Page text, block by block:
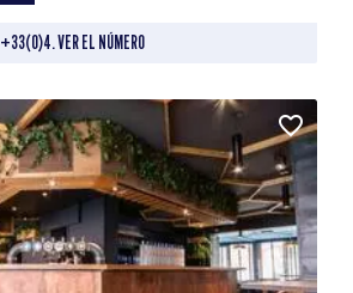
+33(0)4. VER EL NÚMERO